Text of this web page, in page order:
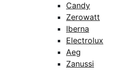
Candy
Zerowatt
Iberna
Electrolux
Aeg
Zanussi